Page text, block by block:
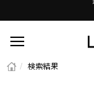
/ 検索結果